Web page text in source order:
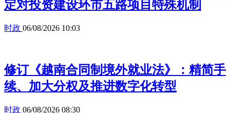
定对投资建设环市五路项目特殊机制
时政 06/08/2026 10:03
修订《越南合同制境外就业法》：精简手
续、加大分权及推进数字化转型
时政 06/08/2026 08:30